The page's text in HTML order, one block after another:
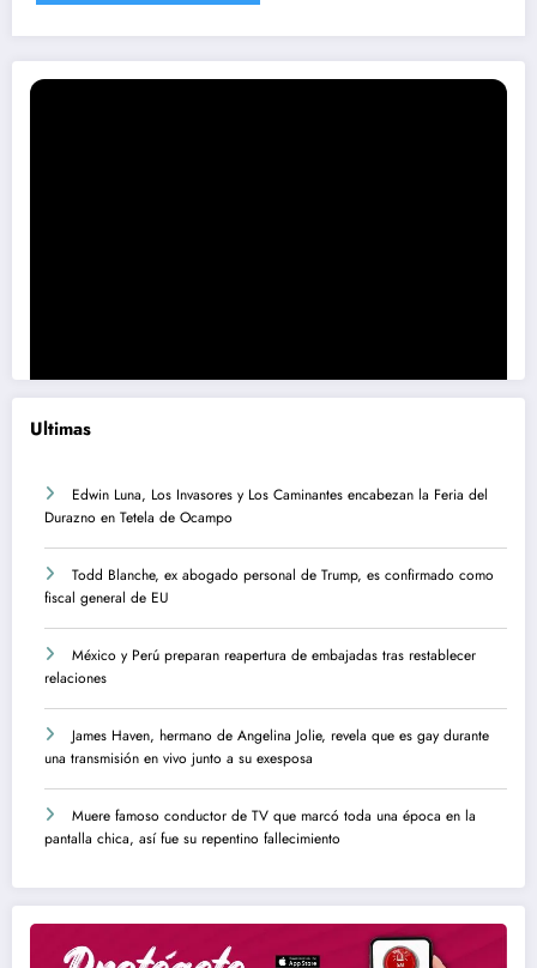
Ultimas
Edwin Luna, Los Invasores y Los Caminantes encabezan la Feria del
Durazno en Tetela de Ocampo
Todd Blanche, ex abogado personal de Trump, es confirmado como
fiscal general de EU
México y Perú preparan reapertura de embajadas tras restablecer
relaciones
James Haven, hermano de Angelina Jolie, revela que es gay durante
una transmisión en vivo junto a su exesposa
Muere famoso conductor de TV que marcó toda una época en la
pantalla chica, así fue su repentino fallecimiento